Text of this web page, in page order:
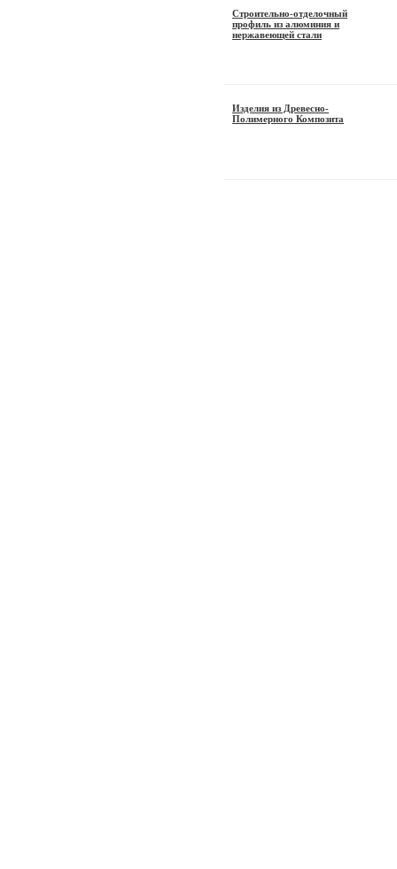
Строительно-отделочный
профиль из алюминия и
нержавеющей стали
Изделия из Древесно-
Полимерного Композита